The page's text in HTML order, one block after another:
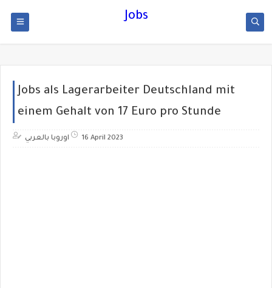
Jobs
Jobs als Lagerarbeiter Deutschland mit
einem Gehalt von 17 Euro pro Stunde
اوروبا بالعربي 16 April 2023